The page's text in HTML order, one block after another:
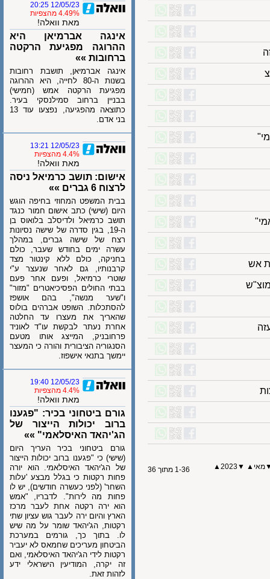
▲
▼
2023
▲ 1-36 מתוך 36
12/05/23 20:25
4.49% מהצפיות
מאת וואלה!
אינגה אברמיאן היא
ההרוגה מפגיעת הרקטה
ברחובות »»
אינגה אברמיאן, תושבת רחובות
בשנות ה-80 לחייה, היא ההרוגה
מפגיעת הרקטה אמש (חמישי)
בבניין ברחוב סמילנסקי בעיר.
כתוצאה מהפגיעה, נפצעו עוד 13
בני אדם.
12/05/23 13:21
4.4% מהצפיות
מאת וואלה!
אישום: תושב כרמיאל ניסה
לרצוח 6 גברים »»
בבית המשפט המחוזי בחיפה הוגש
היום (שישי) כתב אישום חמור כנגד
תושב כרמיאל ולדיסלב בלואוס בן
ה-19, בגין סדרה של שישה נסיונות
רצח של שישה גברים, במהלך
עשרה ימים בחודש שעבר, כולם
בחניקה, כולם ללא קינטור מצד
קרבנותיו, גם לאחר שנעצר ע"י
שוטרי כרמיאל, ופעם אחר פעם
בבתי החולים הפסיכיאטרים "מזור"
ו"שער מנשה", בהם אושפז
להסתכלות. השופט אברהים בולוס
שהאריך את מעצרו עד החלטה
אחרת נעתר לבקשת עו"ד לאוניד
פרחובניק, המייצג אותו מטעם
הסנגוריה הציבורית והורה כי המעצר
יימשך בתנאי אישפוז.
12/05/23 19:40
4.4% מהצפיות
מאת וואלה!
גורם ביטחוני בכיר: "פגענו
ברוב יכולות הייצור של
הג'יהאד האיסלאמי" »»
גורם ביטחוני בכיר העריך היום
(שישי) כי "פגענו ברוב יכולות הייצור
של הג'יהאד האיסלאמי. הוא יורה
פחות רקטות כי בגלל מבצע 'עלות
השחר' (לפני כעשרה חודשים), יש לו
פחות מה לירות". לדבריו, "אמש
הוא ירה רקטה אחת לעבר מרכז
הארץ והיום ירה לעבר גוש עציון שתי
רקטות, הג'יהאד שומר על מה שיש
לו. בתוך כך, גורמים במערכת
הביטחון מעריכים שחמאס לא יעביר
רקטות לידי הג'יהאד האיסלאמי, ואם
זה יקרה, המודיעין הישראלי ידע
לזהות זאת.